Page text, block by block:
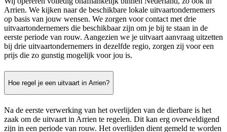
Arrien. We kijken naar de beschikbare lokale uitvaartondernemers
op basis van jouw wensen. We zorgen voor contact met drie
uitvaartondernemers die beschikbaar zijn om je bij te staan in de
eerste periode van rouw. Aangezien we je uitvaart aanvraag uitzetten
bij drie uitvaartondernemers in dezelfde regio, zorgen zij voor een
prijs die zo gunstig mogelijk voor jou is.
Hoe regel je een uitvaart in Arrien?
Na de eerste verwerking van het overlijden van de dierbare is het
zaak om de uitvaart in Arrien te regelen. Dit kan erg overweldigend
zijn in een periode van rouw. Het overlijden dient gemeld te worden